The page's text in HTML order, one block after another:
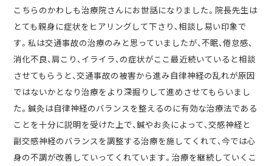
こちらのかわしも治療院さんにお世話になりました。院長先生は
とても親身に症状をヒアリングして下さり、相談し易い印象で
す。私は交通事故の治療のみと思っていましたが、不眠、倦怠感、
消化不良、肩こり、イライラ、の症状がここ最近続いていると相談
させてもらうと、交通事故の被害から進み自律神経の乱れが原因
ではないかとなり治療をより深掘りして進めさせてもらいまし
た。鍼灸は自律神経のバランスを整えるのに有効な治療法である
ことを十分に説明を受けた上で、鍼やお灸によって、交感神経と
副交感神経のバランスを調整する治療を施してくれて、今では心
身の不調が改善していってくれています。治療を継続していくこ